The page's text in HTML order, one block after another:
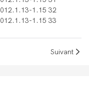
Suivant